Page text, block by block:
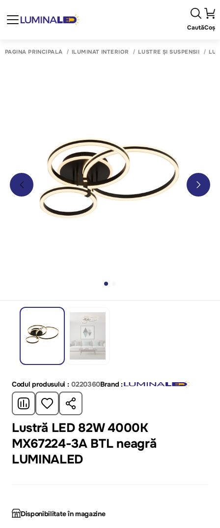
CautăCoș
PAGINA PRINCIPALĂ ILUMINAT INTERIOR LUSTRE ȘI SUSPENSII
Codul produsului : 0220360Brand :
Lustră LED 82W 4000K
MX67224-3A BTL neagră
LUMINALED
Disponibilitate în magazine